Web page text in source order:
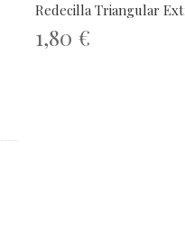
Redecilla Triangular
1,80 €